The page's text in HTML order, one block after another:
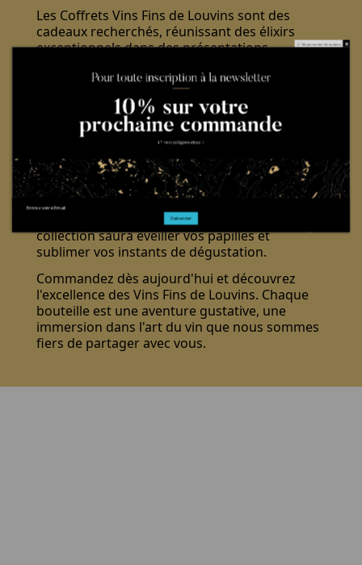
Les Coffrets Vins Fins de Louvins sont des
cadeaux recherchés, réunissant des élixirs
exceptionnels dans des présentations
célébrer les moments spéciaux avec
sophistication, offrant une expérience
sensorielle qui séduit les amateurs de vin les
plus exigeants.
Chez Louvins, chaque bouteille de notre
catégorie Vins Fins incarne la passion pour
l'œnologie et l'engagement envers la qualité.
Que vous soyez un connaisseur chevronné ou
un amateur en quête de découvertes, notre
collection saura éveiller vos papilles et
sublimer vos instants de dégustation.
Commandez dès aujourd'hui et découvrez
l'excellence des Vins Fins de Louvins. Chaque
bouteille est une aventure gustative, une
immersion dans l'art du vin que nous sommes
fiers de partager avec vous.
Ne pas montrer de nouveau.
S'abonner